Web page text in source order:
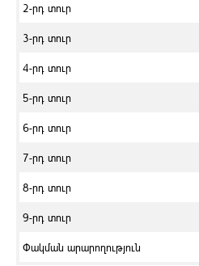
2-րդ տուր
3-րդ տուր
4-րդ տուր
5-րդ տուր
6-րդ տուր
7-րդ տուր
8-րդ տուր
9-րդ տուր
Փակման արարողություն